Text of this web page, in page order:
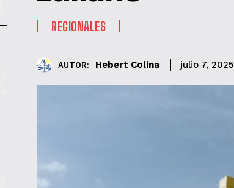
REGIONALES
AUTOR: Hebert Colina julio 7, 2025